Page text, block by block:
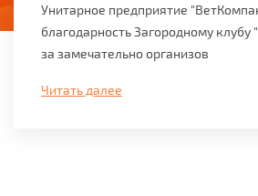
Унитарное предприятие
благодарность Загородному
за замечательно организов
Читать далее